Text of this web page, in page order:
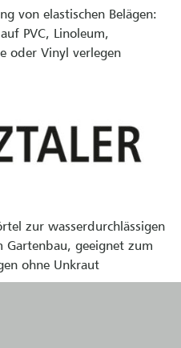
von elastischen Belägen:
PVC, Linoleum,
oder Vinyl verlegen
zur wasserdurchlässigen
Gartenbau, geeignet zum
ohne Unkraut